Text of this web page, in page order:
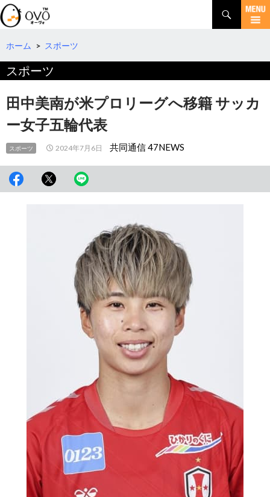
検
索
コ
テ
へ
移
動
ホーム > スポーツ
スポーツ
田中美南が米プロリーグへ移籍 サッカ
ー女子五輪代表
スポーツ 2024年7月6日 共同通信 47NEWS